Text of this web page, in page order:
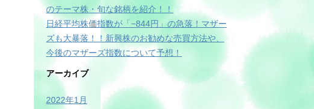
のテーマ株・旬な銘柄を紹介！！
日経平均株価指数が「−844円」の急落！マザー
ズも大暴落！！新興株のお勧めな売買方法や、
今後のマザーズ指数について予想！
アーカイブ
2022年1月